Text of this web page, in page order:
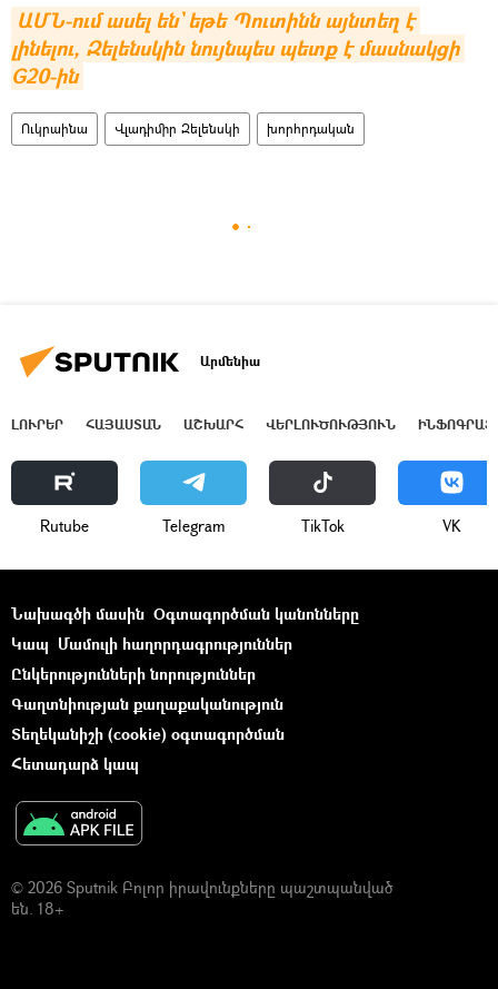
ԱՄՆ-ում ասել են` եթե Պուտինն այնտեղ է
լինելու, Զելենսկին նույնպես պետք է մասնակցի
G20-ին
Ուկրաինա Վլադիմիր Զելենսկի խորհրդական
Արմենիա
ԼՈՒՐԵՐ ՀԱՅԱՍՏԱՆ ԱՇԽԱՐՀ ՎԵՐԼՈՒԾՈՒԹՅՈՒՆ
Rutube Telegram ТikТоk VK
Նախագծի մասին Օգտագործման կանոնները
Կապ Մամուլի հաղորդագրություններ
Ընկերությունների նորություններ
Գաղտնիության քաղաքականություն
Տեղեկանիշի (cookie) օգտագործման
Հետադարձ կապ
© 2026 Sputnik Բոլոր իրավունքները պաշտպանված
են. 18+